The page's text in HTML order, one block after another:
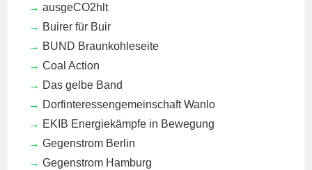
ausgeCO2hlt
Buirer für Buir
BUND Braunkohleseite
Coal Action
Das gelbe Band
Dorfinteressengemeinschaft Wanlo
EKIB Energiekämpfe in Bewegung
Gegenstrom Berlin
Gegenstrom Hamburg